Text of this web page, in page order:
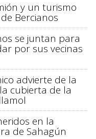
y un turismo
Bercianos
se juntan para
por sus vecinas
advierte de la
cubierta de la
en la
de Sahagún